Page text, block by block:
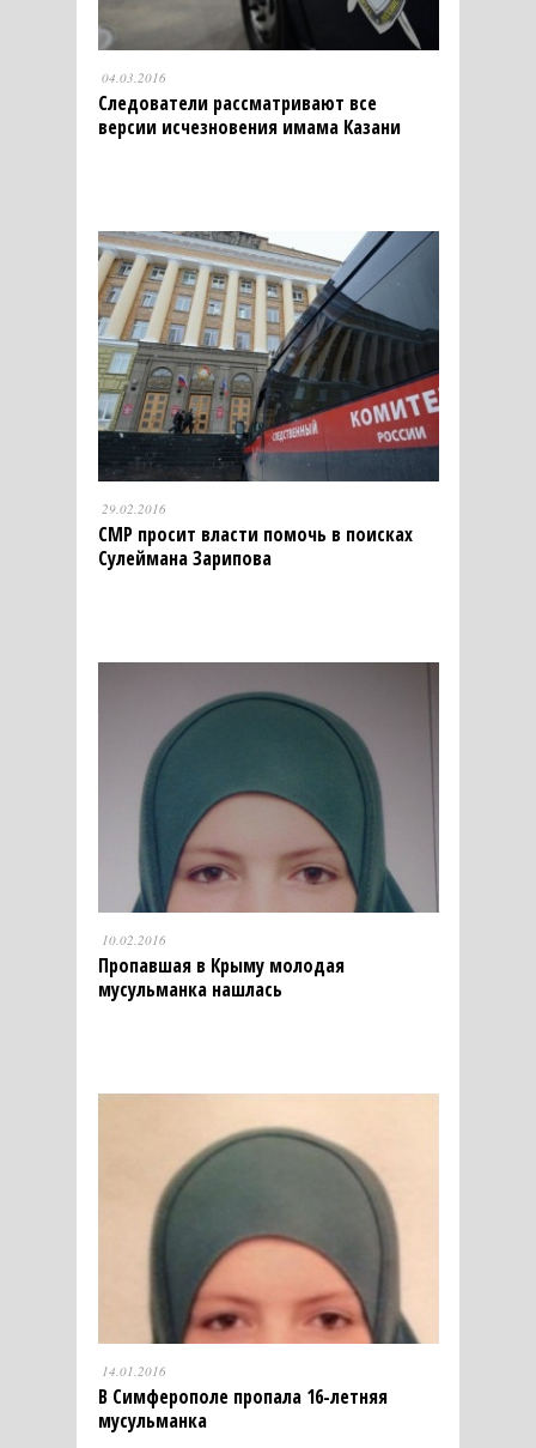
04.03.2016
Следователи рассматривают все
версии исчезновения имама Казани
29.02.2016
СМР просит власти помочь в поисках
Сулеймана Зарипова
10.02.2016
Пропавшая в Крыму молодая
мусульманка нашлась
14.01.2016
В Симферополе пропала 16-летняя
мусульманка